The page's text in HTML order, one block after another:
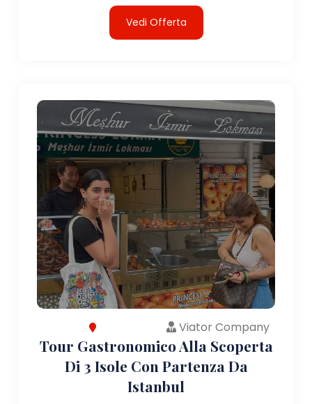
Vedi Offerta
Viator Company
Tour Gastronomico Alla Scoperta
Di 3 Isole Con Partenza Da
Istanbul